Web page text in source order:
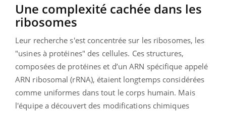
Une complexité cachée dans les
ribosomes
Leur recherche s'est concentrée sur les ribosomes, les
"usines à protéines" des cellules. Ces structures,
composées de protéines et d’un ARN spécifique appelé
ARN ribosomal (rRNA), étaient longtemps considérées
comme uniformes dans tout le corps humain. Mais
l'équipe a découvert des modifications chimiques